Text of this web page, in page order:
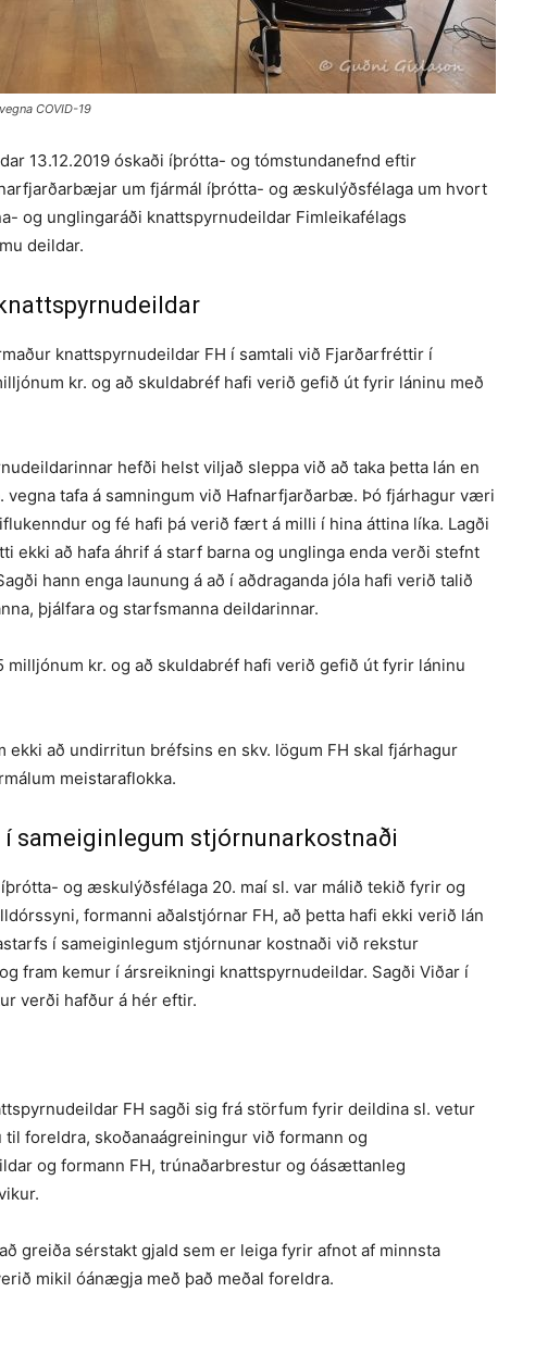
COVID-19
13.12.2019 óskaði íþrótta- og tómstundanefnd eftir
um fjármál íþrótta- og æskulýðsfélaga um hvort
og unglingaráði knattspyrnudeildar Fimleikafélags
deildar.
knattspyrnudeildar FH í samtali við Fjarðarfréttir í
kr. og að skuldabréf hafi verið gefið út fyrir láninu með
hefði helst viljað sleppa við að taka þetta lán en
vegna tafa á samningum við Hafnar­fjarðarbæ. Þó fjárhagur væri
og fé hafi þá verið fært á milli í hina áttina líka. Lagði
ekki að hafa áhrif á starf barna og unglinga enda verði stefnt
hann enga launung á að í aðdraganda jóla hafi verið talið
þjálfara og starfsmanna deildarinnar.
kr. og að skuldabréf hafi verið gefið út fyrir láninu
ekki að undirritun bréfsins en skv. lögum FH skal fjárhagur
meistaraflokka.
sameiginlegum stjórnunarkostnaði
og æskulýðsfélaga 20. maí sl. var málið tekið fyrir og
formanni aðalstjórnar FH, að þetta hafi ekki verið lán
í sameiginlegum stjórnunar kostnaði við rekstur
fram kemur í ársreikningi knattspyrnudeildar. Sagði Viðar í
verði hafður á hér eftir.
FH sagði sig frá störfum fyrir deildina sl. vetur
foreldra, skoðana­ágreiningur við formann og
og formann FH, trúnaðarbrestur og óásættanleg
greiða sérstakt gjald sem er leiga fyrir afnot af minnsta
mikil óánægja með það meðal foreldra.